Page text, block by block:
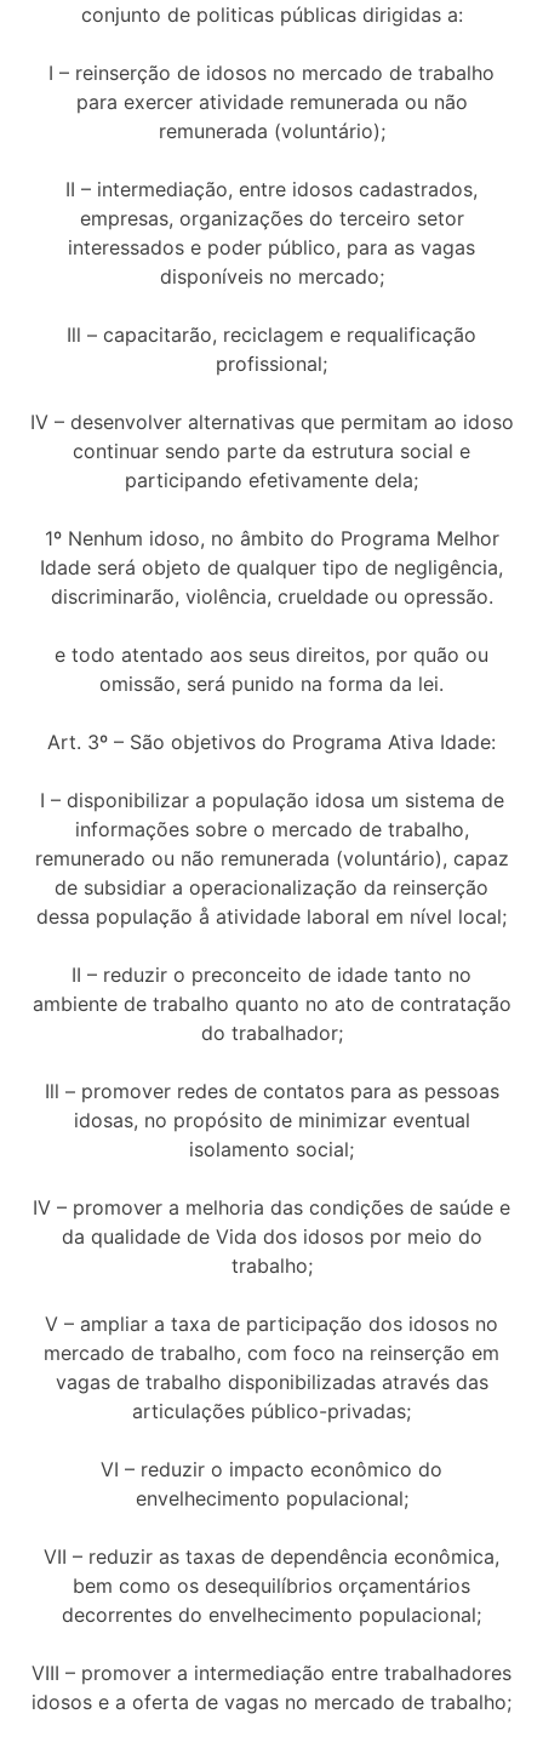
conjunto de politicas públicas dirigidas a:
I – reinserção de idosos no mercado de trabalho
para exercer atividade remunerada ou não
remunerada (voluntário);
II – intermediação, entre idosos cadastrados,
empresas, organizações do terceiro setor
interessados e poder público, para as vagas
disponíveis no mercado;
Ill – capacitarão, reciclagem e requalificação
profissional;
IV – desenvolver alternativas que permitam ao idoso
continuar sendo parte da estrutura social e
participando efetivamente dela;
1º Nenhum idoso, no âmbito do Programa Melhor
Idade será objeto de qualquer tipo de negligência,
discriminarão, violência, crueldade ou opressão.
e todo atentado aos seus direitos, por quão ou
omissão, será punido na forma da lei.
Art. 3º – São objetivos do Programa Ativa Idade:
I – disponibilizar a população idosa um sistema de
informações sobre o mercado de trabalho,
remunerado ou não remunerada (voluntário), capaz
de subsidiar a operacionalização da reinserção
dessa população å atividade laboral em nível local;
II – reduzir o preconceito de idade tanto no
ambiente de trabalho quanto no ato de contratação
do trabalhador;
Ill – promover redes de contatos para as pessoas
idosas, no propósito de minimizar eventual
isolamento social;
IV – promover a melhoria das condições de saúde e
da qualidade de Vida dos idosos por meio do
trabalho;
V – ampliar a taxa de participação dos idosos no
mercado de trabalho, com foco na reinserção em
vagas de trabalho disponibilizadas através das
articulações público-privadas;
VI – reduzir o impacto econômico do
envelhecimento populacional;
VII – reduzir as taxas de dependência econômica,
bem como os desequilíbrios orçamentários
decorrentes do envelhecimento populacional;
VIII – promover a intermediação entre trabalhadores
idosos e a oferta de vagas no mercado de trabalho;